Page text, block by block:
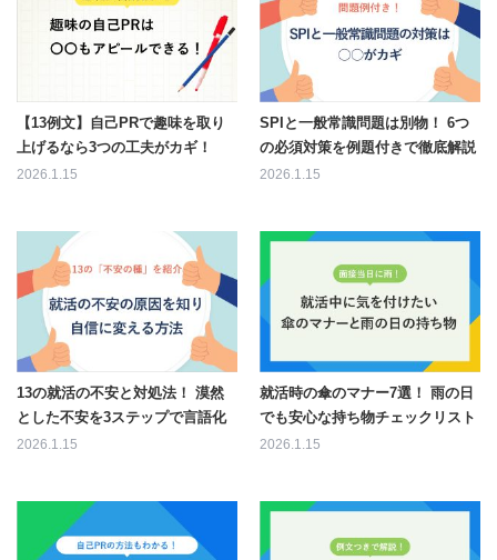
【13例文】自己PRで趣味を取り
上げるなら3つの工夫がカギ！
2026.1.15
SPIと一般常識問題は別物！ 6つ
の必須対策を例題付きで徹底解説
2026.1.15
13の就活の不安と対処法！ 漠然
とした不安を3ステップで言語化
2026.1.15
就活時の傘のマナー7選！ 雨の日
でも安心な持ち物チェックリスト
2026.1.15